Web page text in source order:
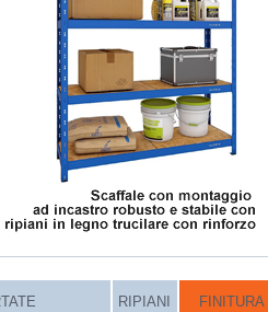
RIPIANI FINITURA